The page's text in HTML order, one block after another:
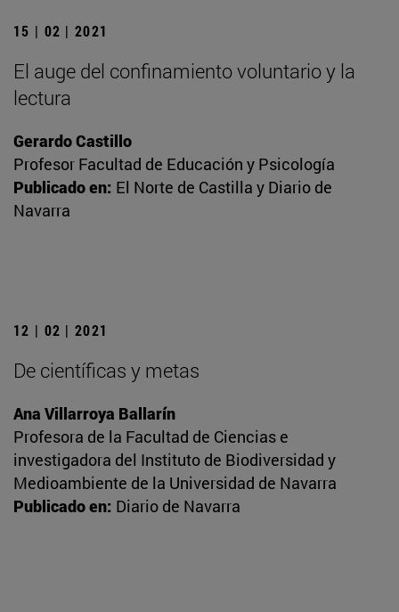
15 | 02 | 2021
El auge del confinamiento voluntario y la
lectura
Gerardo Castillo
Profesor Facultad de Educación y Psicología
Publicado en: El Norte de Castilla y Diario de
Navarra
12 | 02 | 2021
De científicas y metas
Ana Villarroya Ballarín
Profesora de la Facultad de Ciencias e
investigadora del Instituto de Biodiversidad y
Medioambiente de la Universidad de Navarra
Publicado en: Diario de Navarra